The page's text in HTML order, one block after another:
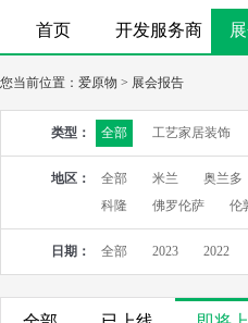
首页 开发服务商
您当前位置： 爱原物 > 展会报告
类型： 全部 工艺家居装饰
地区： 全部 米兰 奥兰多
科隆
佛罗伦萨 伦
日期： 全部 2023 2022